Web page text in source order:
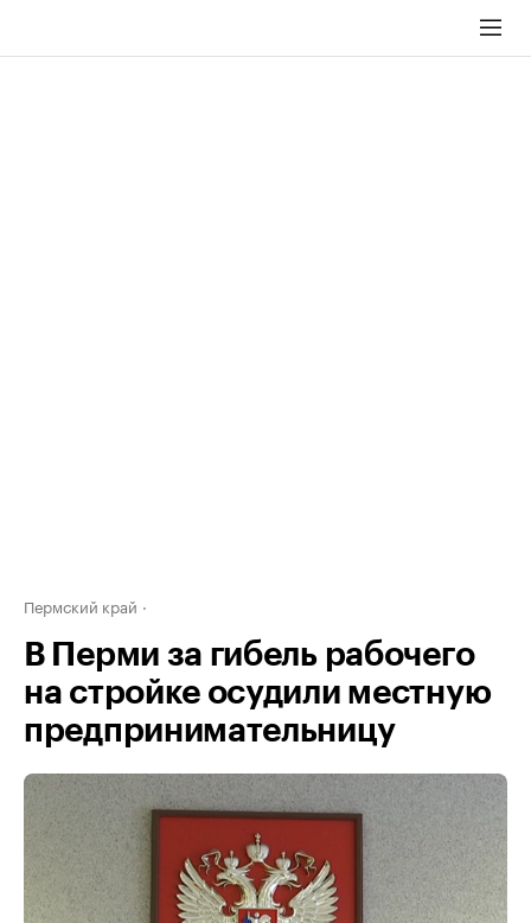
Пермский край
В Перми за гибель рабочего
на стройке осудили местную
предпринимательницу